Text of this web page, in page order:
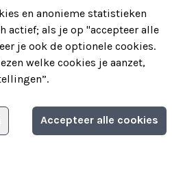
teamuitstapje!
en anonieme statistieken
als je op "accepteer alle
je ook de optionele cookies.
welke cookies je aanzet,
Accepteer alle cookies